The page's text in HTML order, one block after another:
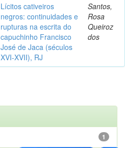
Lícitos cativeiros
negros: continuidades e
rupturas na escrita do
capuchinho Francisco
José de Jaca (séculos
XVI-XVII), RJ
Santos,
Rosa
Queiroz
dos
1